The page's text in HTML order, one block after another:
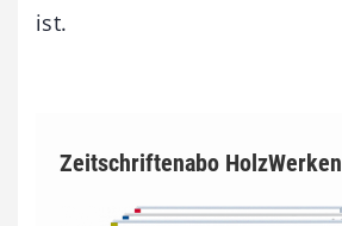
ist.
Zeitschriftenabo HolzWerken